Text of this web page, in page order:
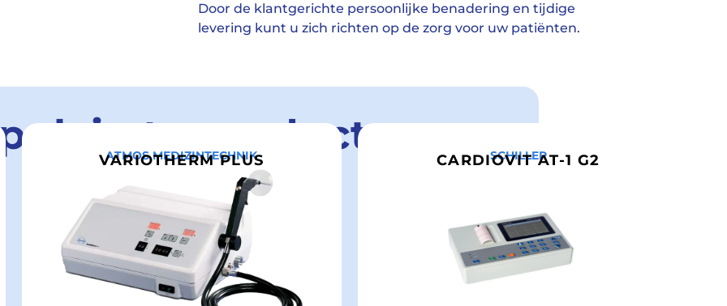
Door de klantgerichte persoonlijke benadering en tijdige
levering kunt u zich richten op de zorg voor uw patiënten.
producten
ATMOS MEDIZINTECHNIK
VARIOTHERM PLUS SCHILLER
CARDIOVIT AT-1 G2